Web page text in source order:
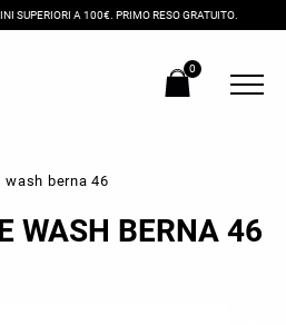
SUPERIORI A 100€. PRIMO RESO GRATUITO.
0
wash berna 46
WASH BERNA 46